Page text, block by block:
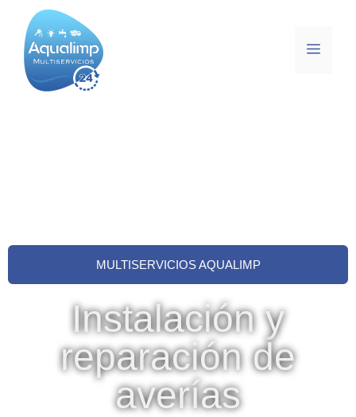
MULTISERVICIOS AQUALIMP
Instalación y
reparación de
averías